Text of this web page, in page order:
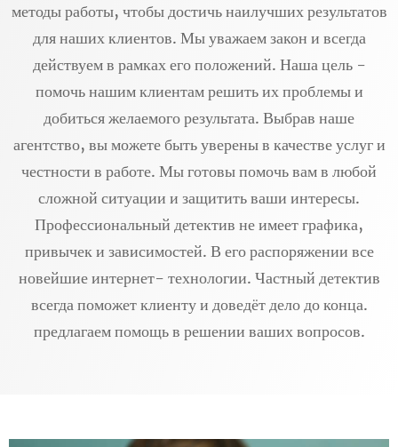
методы работы, чтобы достичь наилучших результатов
для наших клиентов. Мы уважаем закон и всегда
действуем в рамках его положений. Наша цель -
помочь нашим клиентам решить их проблемы и
добиться желаемого результата. Выбрав наше
агентство, вы можете быть уверены в качестве услуг и
честности в работе. Мы готовы помочь вам в любой
сложной ситуации и защитить ваши интересы.
Профессиональный детектив не имеет графика,
привычек и зависимостей. В его распоряжении все
новейшие интернет- технологии. Частный детектив
всегда поможет клиенту и доведёт дело до конца.
предлагаем помощь в решении ваших вопросов.